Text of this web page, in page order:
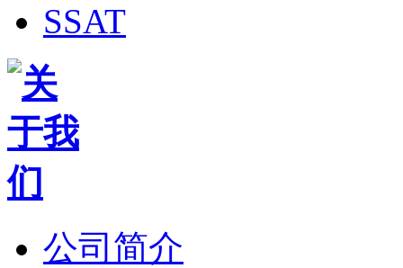
SSAT
公司简介